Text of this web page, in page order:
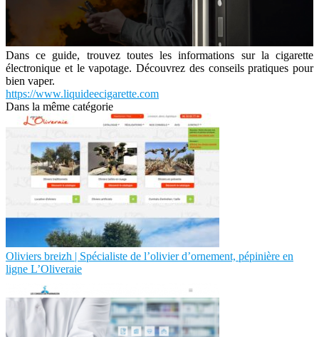
Dans ce guide, trouvez toutes les informations sur la cigarette
électronique et le vapotage. Découvrez des conseils pratiques pour
bien vaper.
https://www.liquideecigarette.com
Dans la même catégorie
Oliviers breizh | Spécialiste de l’olivier d’ornement, pépinière en
ligne L’Oliveraie